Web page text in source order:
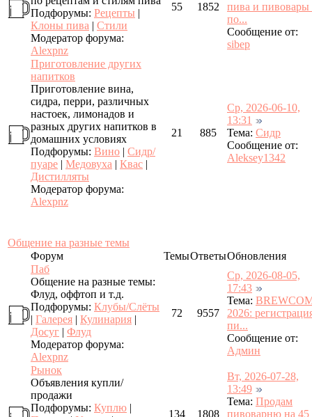
Подфорумы: Рецепты |
Клоны пива | Стили
Модератор форума:
Alexpnz
55 1852
пива и пивовары
по...
Сообщение от:
sibep
Приготовление других
напитков
Приготовление вина,
сидра, перри, различных
настоек, лимонадов и
разных других напитков в
домашних условиях
Подфорумы: Вино | Сидр/
пуаре | Медовуха | Квас |
Дистилляты
Модератор форума:
Alexpnz
21 885
Ср, 2026-06-10,
13:31
Тема: Сидр
Сообщение от:
Aleksey1342
Общение на разные темы
Форум
ТемыОтветыОбновления
Паб
Общение на разные темы:
Флуд, оффтоп и т.д.
Подфорумы: Клубы/Слёты
| Галерея | Кулинария |
Досуг | Флуд
Модератор форума:
Alexpnz
72 9557
Ср, 2026-08-05,
17:43
Тема:
2026:
пи...
Сообщение от:
Админ
Рынок
Объявления купли/
продажи
Подфорумы: Куплю |
134 1808
Вт, 2026-07-28,
13:49
Тема: Продам
пивоварню на 45